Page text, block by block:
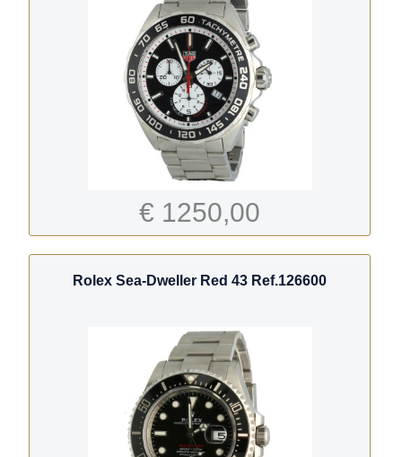
€ 1250,00
Rolex Sea-Dweller Red 43 Ref.126600